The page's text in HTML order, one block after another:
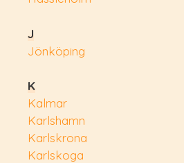
J
Jönköping
K
Kalmar
Karlshamn
Karlskrona
Karlskoga